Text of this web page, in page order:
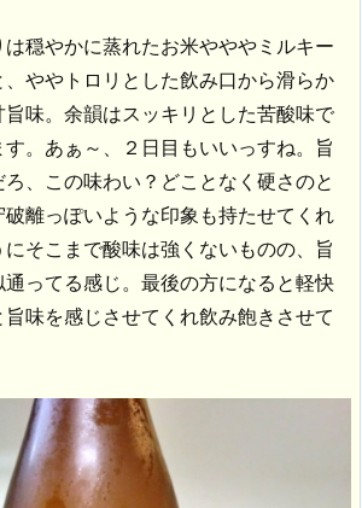
は穏やかに蒸れたお米やややミルキー
ややトロリとした飲み口から滑らか
味。余韻はスッキリとした苦酸味で
。あぁ～、２日目もいいっすね。旨
、この味わい？どことなく硬さのと
離っぽいような印象も持たせてくれ
そこまで酸味は強くないものの、旨
ってる感じ。最後の方になると軽快
味を感じさせてくれ飲み飽きさせて